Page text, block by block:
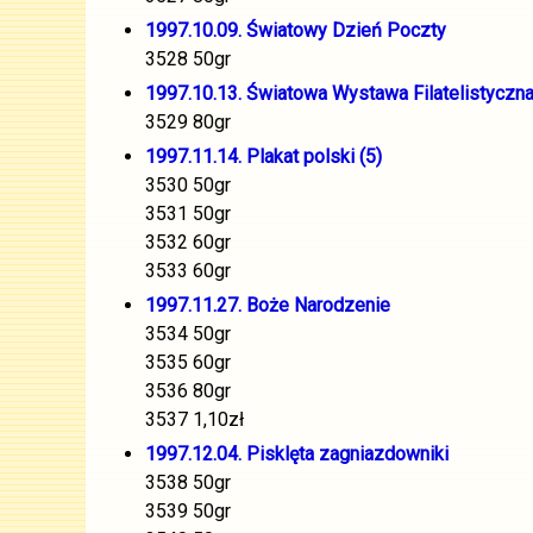
1997.10.09. Światowy Dzień Poczty
3528 50gr
1997.10.13. Światowa Wystawa
3529 80gr
1997.11.14. Plakat polski (5)
3530 50gr
3531 50gr
3532 60gr
3533 60gr
1997.11.27. Boże Narodzenie
3534 50gr
3535 60gr
3536 80gr
3537 1,10zł
1997.12.04. Pisklęta zagniazdowniki
3538 50gr
3539 50gr